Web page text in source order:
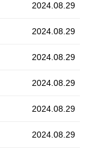
2024.08.29
2024.08.29
2024.08.29
2024.08.29
2024.08.29
2024.08.29